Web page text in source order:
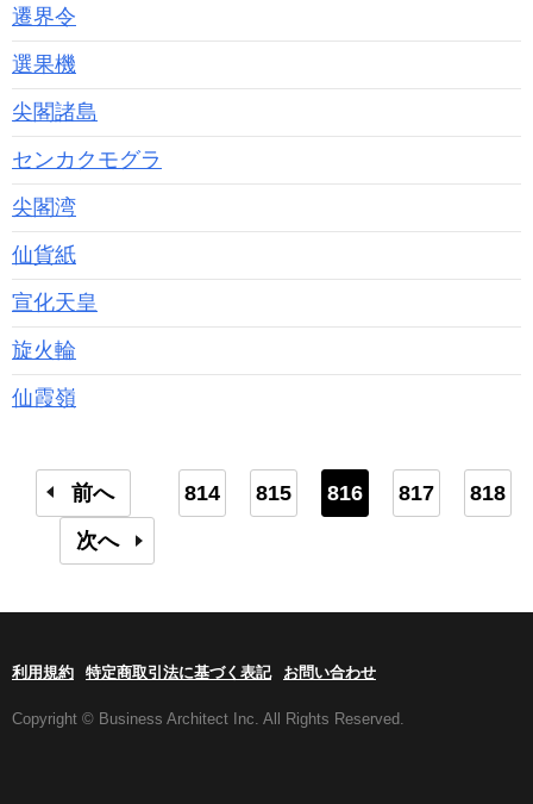
遷界令
選果機
尖閣諸島
センカクモグラ
尖閣湾
仙貨紙
宣化天皇
旋火輪
仙霞嶺
前へ 814 815 816 817
818
次へ
利用規約 特定商取引法に基づく表記 お問い合わせ
Copyright © Business Architect Inc. All Rights Reserved.